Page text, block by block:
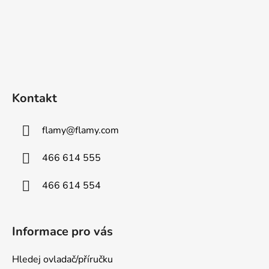
Kontakt
flamy@flamy.com
466 614 555
466 614 554
Informace pro vás
Hledej ovladač/příručku